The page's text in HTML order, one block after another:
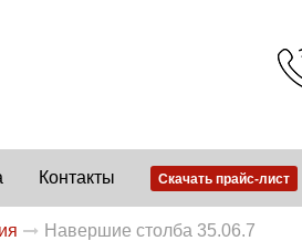
Контакты Скачать прайс-лист
Навершие столба 35.06.7